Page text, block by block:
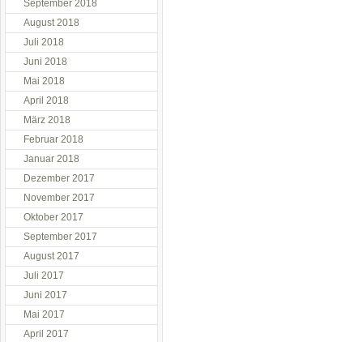
September 2018
August 2018
Juli 2018
Juni 2018
Mai 2018
April 2018
März 2018
Februar 2018
Januar 2018
Dezember 2017
November 2017
Oktober 2017
September 2017
August 2017
Juli 2017
Juni 2017
Mai 2017
April 2017